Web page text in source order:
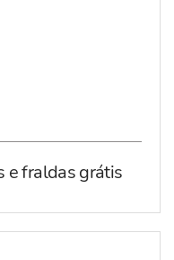
e fraldas grátis